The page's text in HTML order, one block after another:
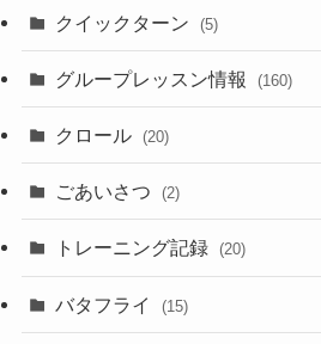
クイックターン (5)
グループレッスン情報 (160)
クロール (20)
ごあいさつ (2)
トレーニング記録 (20)
バタフライ (15)